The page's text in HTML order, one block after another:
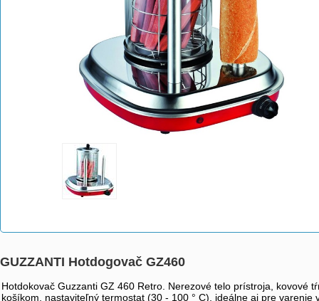
GUZZANTI Hotdogovač GZ460
Hotdokovač Guzzanti GZ 460 Retro. Nerezové telo prístroja, kovové
košíkom, nastaviteľný termostat (30 - 100 ° C), ideálne aj pre varenie